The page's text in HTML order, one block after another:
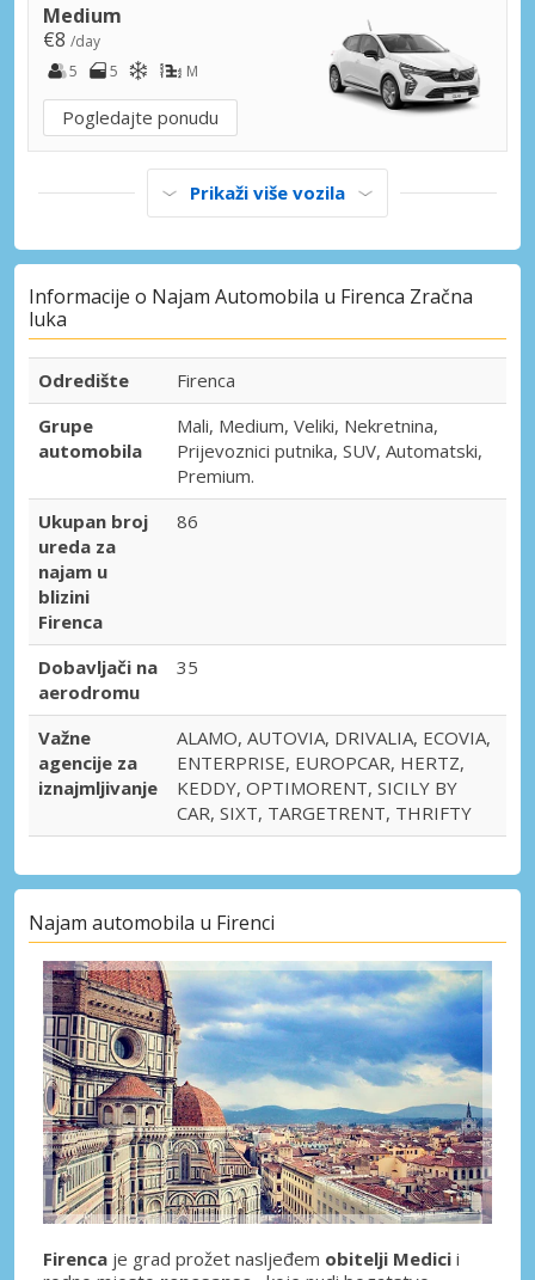
Medium
€8 /day
5
5 M
Pogledajte ponudu
Prikaži više vozila
Informacije o Najam Automobila u Firenca Zračna
luka
Odredište
Firenca
Grupe
automobila
Mali, Medium, Veliki, Nekretnina,
Prijevoznici putnika, SUV, Automatski,
Premium.
Ukupan broj
ureda za
najam u
blizini
Firenca
86
Dobavljači na
aerodromu
35
Važne
agencije za
iznajmljivanje
ALAMO, AUTOVIA, DRIVALIA, ECOVIA,
ENTERPRISE, EUROPCAR, HERTZ,
KEDDY, OPTIMORENT, SICILY BY
CAR, SIXT, TARGETRENT, THRIFTY
Najam automobila u Firenci
Firenca je grad prožet nasljeđem obitelji Medici i